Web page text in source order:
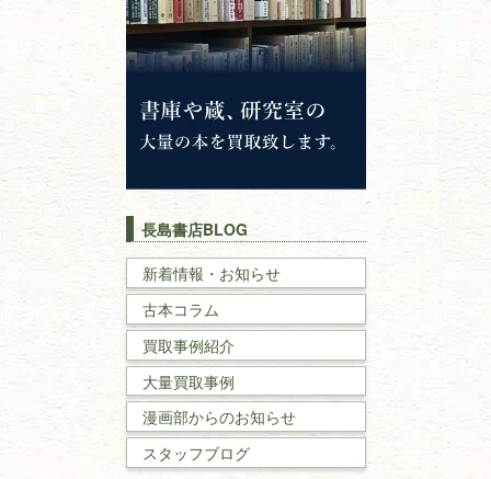
神道・神社仏閣
イスラム教
キリスト教
世界史・
戦記・戦史
国文学・
理工書
数学書・物理学書
建築書
長島書店BLOG
新着情報・お知らせ
古本コラム
買取事例紹介
大量買取事例
漫画部からのお知らせ
スタッフブログ